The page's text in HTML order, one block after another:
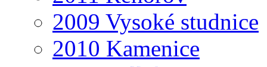
2009 Vysoké studnice
2010 Kamenice